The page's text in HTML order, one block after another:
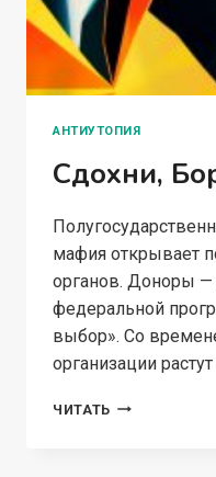
АНТИУТОПИЯ
Сдохни,
мафия открывает
органов. Доноры —
федеральной
выбор». Со
организации
ЧИТАТЬ СДОХНИ,